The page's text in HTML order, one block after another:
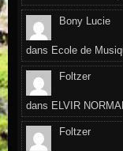
Bony Lucie
dans Ecole de
Foltzer
dans ELVIR
Foltzer